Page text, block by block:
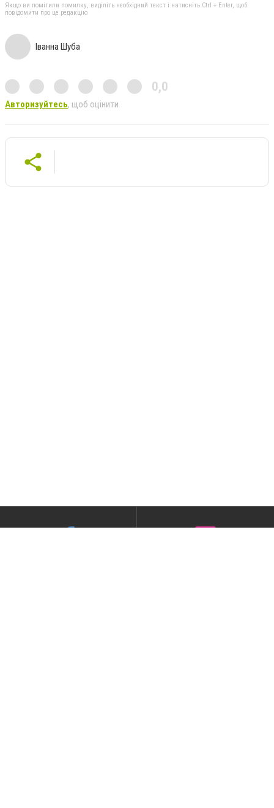
Якщо ви помітили помилку, виділіть необхідний текст і натисніть Ctrl + Enter, щоб
повідомити про це редакцію
Іванна Шуба
0,0
Авторизуйтесь, щоб оцінити